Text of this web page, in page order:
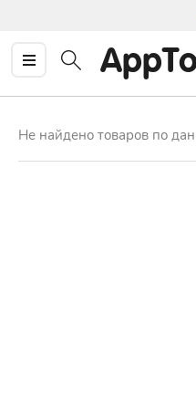
Не найдено товаров по